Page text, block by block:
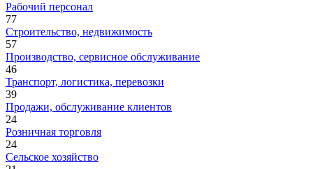
Рабочий персонал
77
Строительство, недвижимость
57
Производство, сервисное обслуживание
46
Транспорт, логистика, перевозки
39
Продажи, обслуживание клиентов
24
Розничная торговля
24
Сельское хозяйство